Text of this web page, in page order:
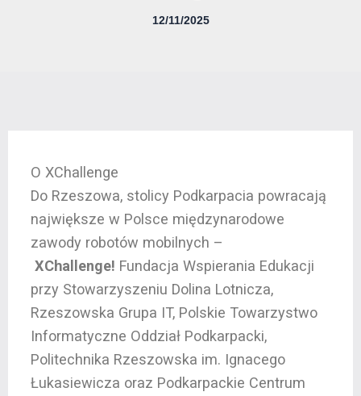
12/11/2025
O XChallenge
Do Rzeszowa, stolicy Podkarpacia powracają
największe w Polsce międzynarodowe
zawody robotów mobilnych –
XChallenge! Fundacja Wspierania Edukacji
przy Stowarzyszeniu Dolina Lotnicza,
Rzeszowska Grupa IT, Polskie Towarzystwo
Informatyczne Oddział Podkarpacki,
Politechnika Rzeszowska im. Ignacego
Łukasiewicza oraz Podkarpackie Centrum